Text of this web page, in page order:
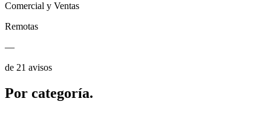
Comercial y Ventas
Remotas
—
de 21 avisos
Por categoría.